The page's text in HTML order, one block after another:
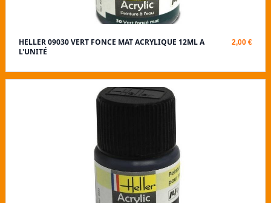
HELLER 09030 VERT FONCE MAT ACRYLIQUE 12ML A
L'UNITÉ
2,00 €